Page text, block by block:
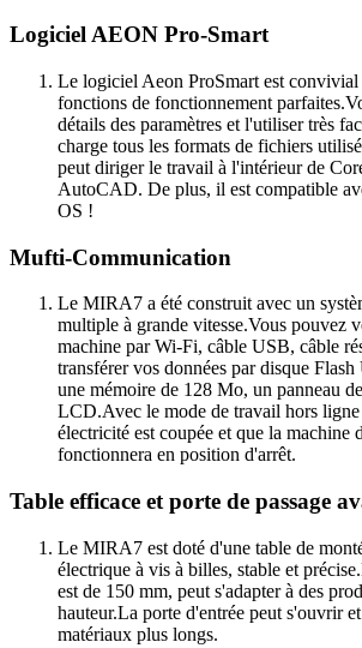
Logiciel AEON Pro-Smart
Le logiciel Aeon ProSmart est convivial
fonctions de fonctionnement
détails des paramètres et l'utiliser très
charge tous les formats de fichiers
peut diriger le travail à l'intérieur de
AutoCAD. De plus, il est compatible
OS !
Mufti-Communication
Le MIRA7 a été construit avec un
multiple à grande vitesse.Vous pouvez
machine par Wi-Fi, câble USB, câble
transférer vos données par disque
une mémoire de 128 Mo, un panneau
LCD.Avec le mode de travail hors
électricité est coupée et que la machine
fonctionnera en position d'arrêt.
Table efficace et porte de passage
Le MIRA7 est doté d'une table de
électrique à vis à billes, stable et
est de 150 mm, peut s'adapter à des
hauteur.La porte d'entrée peut s'ouvrir
matériaux plus longs.